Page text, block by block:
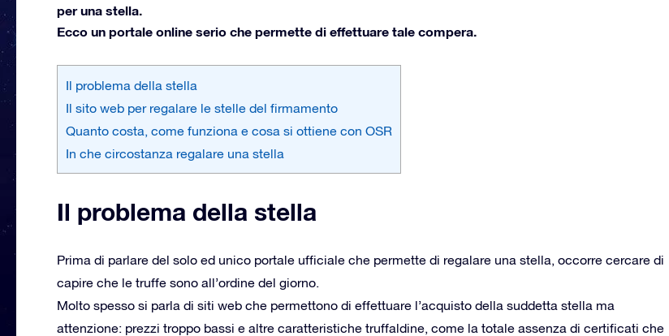
per una stella.
Ecco un portale online serio che permette di effettuare tale compera.
Il problema della stella
Il sito web per regalare le stelle del firmamento
Quanto costa, come funziona e cosa si ottiene con OSR
In che circostanza regalare una stella
Il problema della stella
Prima di parlare del solo ed unico portale ufficiale che permette di regalare una stella, occorre cercare di
capire che le truffe sono all’ordine del giorno.
Molto spesso si parla di siti web che permettono di effettuare l’acquisto della suddetta stella ma
attenzione: prezzi troppo bassi e altre caratteristiche truffaldine, come la totale assenza di certificati che